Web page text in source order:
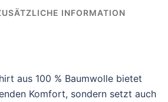
INFORMATION
aus 100 % Baumwolle bietet
Komfort, sondern setzt auch